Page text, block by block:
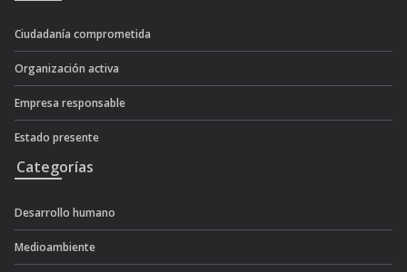
Ciudadanía comprometida
Organización activa
Empresa responsable
Estado presente
Categorías
Desarrollo humano
Medioambiente